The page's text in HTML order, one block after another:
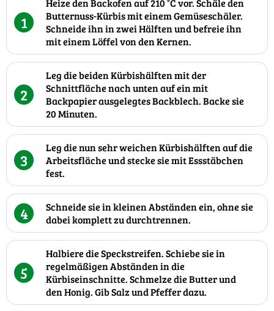
1
Heize den Backofen auf 210 °C vor. Schäle den
Butternuss-Kürbis mit einem Gemüseschäler.
Schneide ihn in zwei Hälften und befreie ihn
mit einem Löffel von den Kernen.
2
Leg die beiden Kürbishälften mit der
Schnittfläche nach unten auf ein mit
Backpapier ausgelegtes Backblech. Backe sie
20 Minuten.
3
Leg die nun sehr weichen Kürbishälften auf die
Arbeitsfläche und stecke sie mit Essstäbchen
fest.
4
Schneide sie in kleinen Abständen ein, ohne sie
dabei komplett zu durchtrennen.
5
Halbiere die Speckstreifen. Schiebe sie in
regelmäßigen Abständen in die
Kürbiseinschnitte. Schmelze die Butter und
den Honig. Gib Salz und Pfeffer dazu.